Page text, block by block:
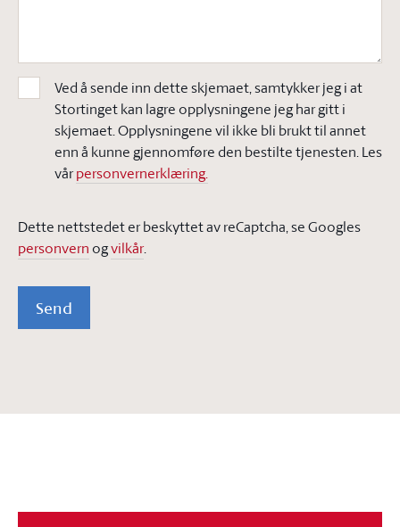
Ved å sende inn dette skjemaet, samtykker jeg i at
Stortinget kan lagre opplysningene jeg har gitt i
skjemaet. Opplysningene vil ikke bli brukt til annet
enn å kunne gjennomføre den bestilte tjenesten. Les
vårpersonvernerklæring.
Dette nettstedet er beskyttet av reCaptcha, se Googles
personvern ogvilkår.
Send